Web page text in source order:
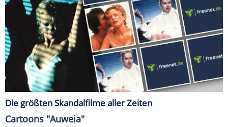
Die größten Skandalfilme aller Zeiten
Cartoons "Auweia"